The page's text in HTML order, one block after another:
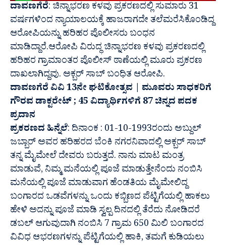
ದಾವಣಗೆರೆ: ಚಿನ್ನಾಭರಣ ಕಳವು ಪ್ರಕರಣದಲ್ಲಿ ಸುಮಾರು 31
ವರ್ಷಗಳಿಂದ ನ್ಯಾಯಾಲಯಕ್ಕೆ ಹಾಜರಾಗದೇ ತಲೆಮರೆಸಿಕೊಂಡಿದ್ದ
ಆರೋಪಿಯನ್ನು ಹರಿಹರ ಪೊಲೀಸರು ಬಂಧನ
ಮಾಡಿದ್ದಾರೆ.ಆರೋಪಿ ವಿರುದ್ಧ ಚಿನ್ನಾಭರಣ ಕಳವು ಪ್ರಕರಣದಲ್ಲಿ
ಹರಿಹರ ಗ್ರಾಮಾಂತರ ಪೊಲೀಸ್ ಠಾಣೆಯಲ್ಲಿ ಮೂರು ಪ್ರಕರಣ
ದಾಖಲಾಗಿದ್ದವು. ಅಕ್ಬರ್ ಸಾಬ್ ಬಂಧಿತ ಆರೋಪಿ.
ದಾವಣಗೆರೆ ವಿವಿ 13ನೇ ಘಟಿಕೋತ್ಸವ | ಮೂವರು ಸಾಧಕರಿಗೆ
ಗೌರವ ಡಾಕ್ಟರೇಟ್ ; 45 ವಿದ್ಯಾರ್ಥಿಗಳಿಗೆ 87 ಚಿನ್ನದ ಪದಕ
ಪ್ರದಾನ
ಪ್ರಕರಣದ ಹಿನ್ನೆಲೆ: ದಿನಾಂಕ : 01-10-1993ರಂದು ಅಬ್ದುಲ್
ಜಬ್ಬಾರ್ ಅವರ ಹರಿಹರದ ಬೆಂಕಿ ನಗರ‌ನಿವಾದಲ್ಲಿ ಅಕ್ಬರ್ ಸಾಬ್
ತನ್ನ ಮೈಮೇಲೆ ದೇವರು ಬರುತ್ತದೆ. ನಾನು ಮಾಟ ಮಂತ್ರ
ಮಾಡುವೆ, ನಿಮ್ಮ ಮನೆಯಲ್ಲಿ ಪೂಜೆ ಮಾಡುತ್ತೇನೆಂದು ನಂಬಿಸಿ
ಮನೆಯಲ್ಲಿ ಪೂಜೆ ಮಾಡುವಾಗ ಹೆಂಡತಿಯ ಮೈಮೇಲಿದ್ದ
ಬಂಗಾರದ ಒಡವೆಗಳನ್ನು ಒಂದು ಕಬ್ಬಿಣದ ಪೆಟ್ಟಿಗೆಯಲ್ಲಿ ಹಾಕಲು
ಹೇಳಿ ಅದನ್ನು ಪೂಜೆ ಮಾಡಿ ಸ್ವಲ್ಪ ದಿನದಲ್ಲಿ ತೆರೆದು ನೋಡಿದರೆ
ಡಬಲ್ ಆಗುವುದಾಗಿ ನಂಬಿಸಿ 7 ಗ್ರಾಮ 650 ಮಿಲಿ ಬಂಗಾರದ
ವಿವಿಧ ಆಭರಣಗಳನ್ನು ಪೆಟ್ಟಿಗೆಯಲ್ಲಿ ಹಾಕಿ, ತಮಗೆ ಕುಡಿಯಲು